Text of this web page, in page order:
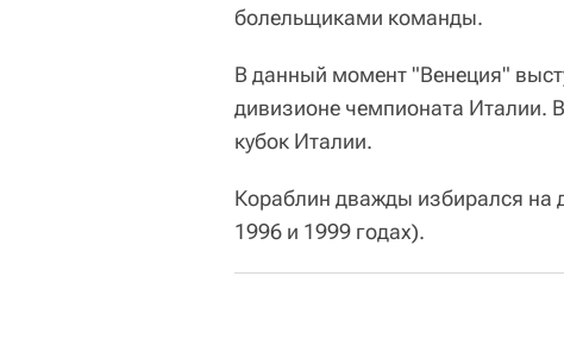
болельщиками команды.
В данный момент "Венеция"
дивизионе чемпионата Италии.
кубок Италии.
Кораблин дважды избирался на
1996 и 1999 годах).